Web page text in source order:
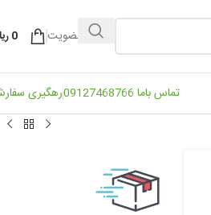
ورود / عضویت 0
تماس باما 09127468766
رهگیری